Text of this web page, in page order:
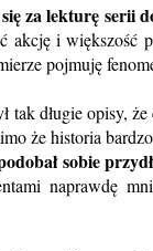
za lekturę serii
akcję i większość
pojmuję
tak długie opisy,
że historia
sobie
naprawdę